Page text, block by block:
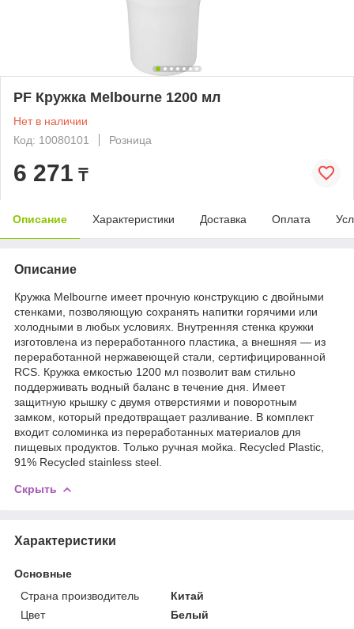
PF Кружка Melbourne 1200 мл
Нет в наличии
Код: 10080101
Розница
6 271 ₸
Описание Характеристики Доставка Оплата
Описание
Кружка Melbourne имеет прочную конструкцию с двойными
стенками, позволяющую сохранять напитки горячими или
холодными в любых условиях. Внутренняя стенка кружки
изготовлена из переработанного пластика, а внешняя — из
переработанной нержавеющей стали, сертифицированной
RCS. Кружка емкостью 1200 мл позволит вам стильно
поддерживать водный баланс в течение дня. Имеет
защитную крышку с двумя отверстиями и поворотным
замком, который предотвращает разливание. В комплект
входит соломинка из переработанных материалов для
пищевых продуктов. Только ручная мойка. Recycled Plastic,
91% Recycled stainless steel.
Скрыть
Характеристики
Основные
Страна производитель
Китай
Цвет
Белый